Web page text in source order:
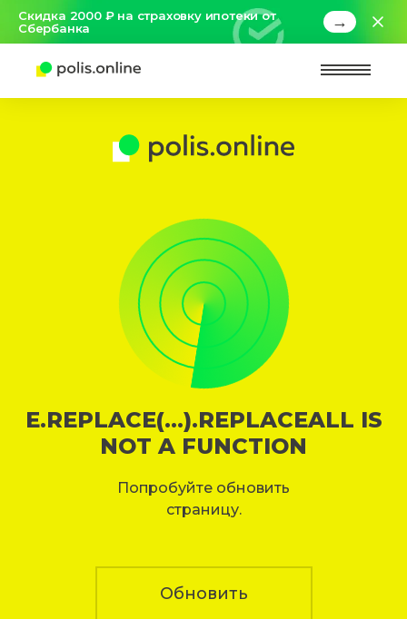
Скидка 2000 ₽ на страховку ипотеки от
Сбербанка
→
E.REPLACE(...).REPLACEALL IS
NOT A FUNCTION
Попробуйте обновить
страницу.
Обновить